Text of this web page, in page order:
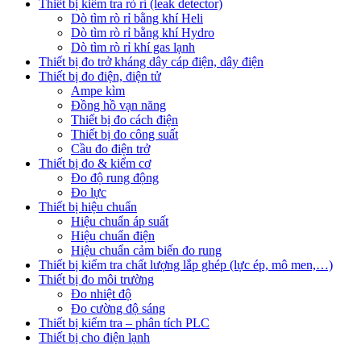
Thiết bị kiểm tra rò rỉ (leak detector)
Dò tìm rò rỉ bằng khí Heli
Dò tìm rò rỉ bằng khí Hydro
Dò tìm rò rỉ khí gas lạnh
Thiết bị đo trở kháng dây cáp điện, dây điện
Thiết bị đo điện, điện tử
Ampe kìm
Đồng hồ vạn năng
Thiết bị đo cách điện
Thiết bị đo công suất
Cầu đo điện trở
Thiết bị đo & kiểm cơ
Đo độ rung động
Đo lực
Thiết bị hiệu chuẩn
Hiệu chuẩn áp suất
Hiệu chuẩn điện
Hiệu chuẩn cảm biến đo rung
Thiết bị kiểm tra chất lượng lắp ghép (lực ép, mô men,…)
Thiết bị đo môi trường
Đo nhiệt độ
Đo cường độ sáng
Thiết bị kiểm tra – phân tích PLC
Thiết bị cho điện lạnh